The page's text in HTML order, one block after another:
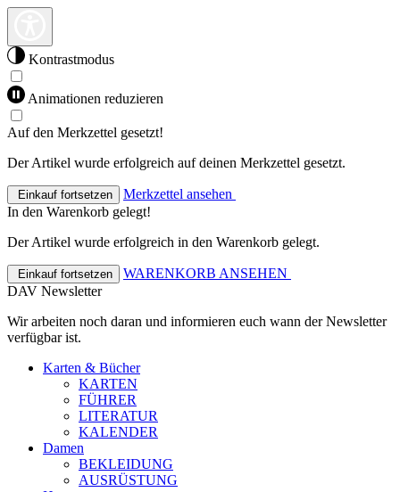
Kontrastmodus
Animationen reduzieren
Auf den Merkzettel gesetzt!
Der Artikel wurde erfolgreich auf deinen Merkzettel gesetzt.
Einkauf fortsetzen
Merkzettel ansehen
In den Warenkorb gelegt!
Der Artikel wurde erfolgreich in den Warenkorb gelegt.
Einkauf fortsetzen
WARENKORB ANSEHEN
DAV Newsletter
Wir arbeiten noch daran und informieren euch wann der Newsletter
verfügbar ist.
Karten & Bücher
KARTEN
FÜHRER
LITERATUR
KALENDER
Damen
BEKLEIDUNG
AUSRÜSTUNG